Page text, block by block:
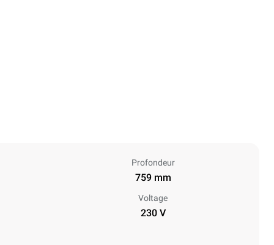
Profondeur
759 mm
Voltage
230 V